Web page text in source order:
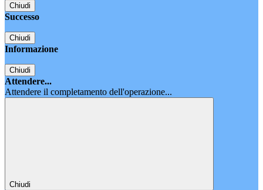
Chiudi
Successo
Chiudi
Informazione
Chiudi
Attendere...
Attendere il completamento dell'operazione...
Chiudi